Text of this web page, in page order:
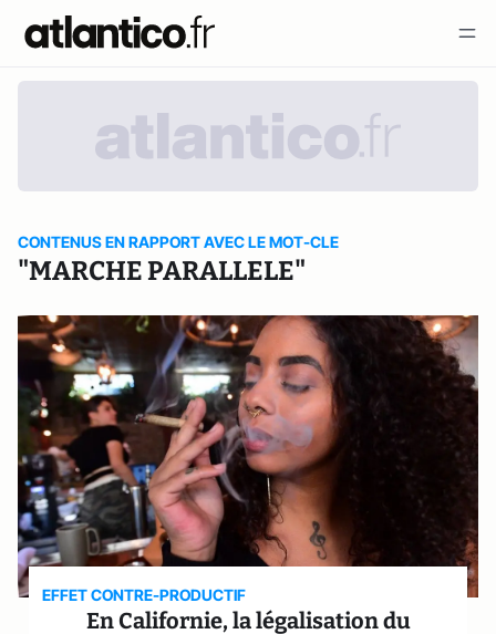
CONTENUS EN RAPPORT AVEC LE MOT-CLE
"MARCHE PARALLELE"
EFFET CONTRE-PRODUCTIF
En Californie, la légalisation du